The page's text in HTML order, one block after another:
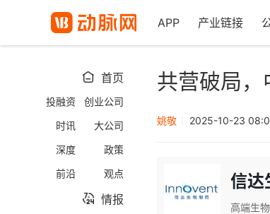
APP 产业链接
 首页
投融资
创业公司
时讯
大公司
深度
政策
前沿
观点
 情报
共营破局
姚敬 2025-10-23
信达
高端生